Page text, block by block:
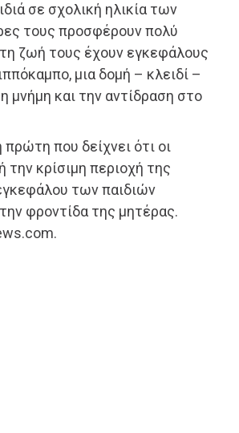
σε σχολική ηλικία των
τους προσφέρουν πολύ
ζωή τους έχουν εγκεφάλους
μια δομή – κλειδί –
μνήμη και την αντίδραση στο
που δείχνει ότι οι
την κρίσιμη περιοχή της
των παιδιών
φροντίδα της μητέρας.